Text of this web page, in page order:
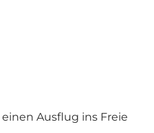
Ausflug ins Freie